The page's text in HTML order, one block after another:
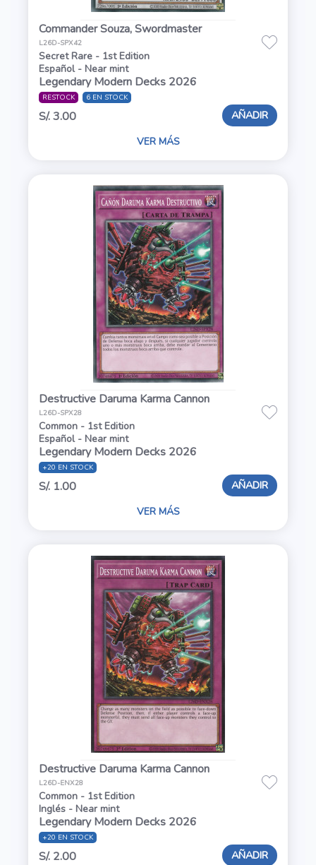
Commander Souza, Swordmaster
L26D-SPX42
Secret Rare - 1st Edition
Español - Near mint
Legendary Modern Decks 2026
RESTOCK 6 EN STOCK
S/. 3.00 AÑADIR
VER MÁS
Destructive Daruma Karma Cannon
L26D-SPX28
Common - 1st Edition
Español - Near mint
Legendary Modern Decks 2026
+20 EN STOCK
S/. 1.00 AÑADIR
VER MÁS
Destructive Daruma Karma Cannon
L26D-ENX28
Common - 1st Edition
Inglés - Near mint
Legendary Modern Decks 2026
+20 EN STOCK
S/. 2.00 AÑADIR